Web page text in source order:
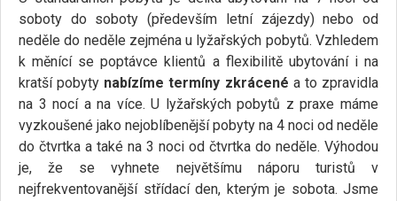
soboty do soboty (především letní zájezdy) nebo od
neděle do neděle zejména u lyžařských pobytů. Vzhledem
k měnící se poptávce klientů a flexibilitě ubytování i na
kratší pobyty nabízíme termíny zkrácené a to zpravidla
na 3 nocí a na více. U lyžařských pobytů z praxe máme
vyzkoušené jako nejoblíbenější pobyty na 4 noci od neděle
do čtvrtka a také na 3 noci od čtvrtka do neděle. Výhodou
je, že se vyhnete největšímu náporu turistů v
nejfrekventovanější střídací den, kterým je sobota. Jsme